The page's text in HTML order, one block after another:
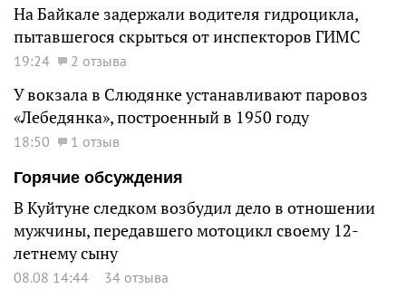
На Байкале задержали водителя гидроцикла,
пытавшегося скрыться от инспекторов ГИМС
19:24 2 отзыва
У вокзала в Слюдянке устанавливают паровоз
«Лебедянка», построенный в 1950 году
18:50
1 отзыв
Горячие обсуждения
В Куйтуне следком возбудил дело в отношении
мужчины, передавшего мотоцикл своему 12-
летнему сыну
08.08 14:44 34 отзыва